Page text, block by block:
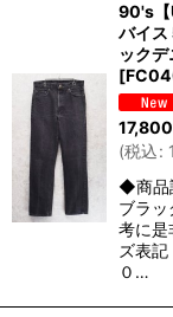
90's【
バイス
ック
[
17,800
(税込:
◆商品
ブラ
考に
ズ表
０…